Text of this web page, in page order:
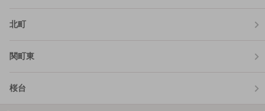
北町
関町東
桜台